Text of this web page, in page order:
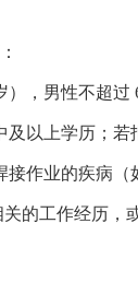
，男性不超
以上学历；
作业的疾病
的工作经历，